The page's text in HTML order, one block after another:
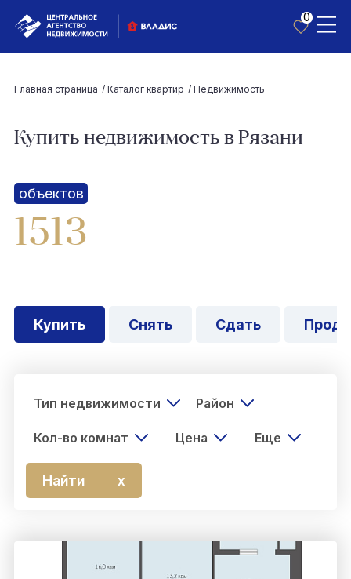
0
Главная страница / Каталог квартир / Недвижимость
Купить недвижимость в Рязани
Купить Снять Сдать
Тип недвижимости Район
Кол-во комнат Цена Еще
Найти х
объектов
1513